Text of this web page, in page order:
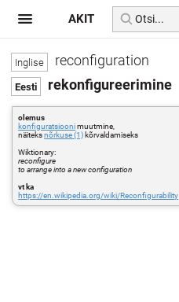
reconfiguration
rekonfigureerimine
olemus
konfiguratsioonimuutmine,
näiteksnõrkuse (1) kõrvaldamiseks
Wiktionary:
reconfigure
to arrange into a new configuration
vt ka
https://en.wikipedia.org/wiki/Reconfigurability
AKIT